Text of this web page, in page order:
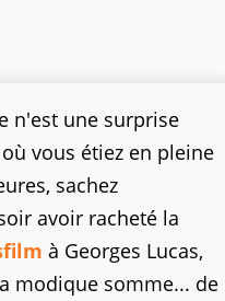
n'est une surprise
vous étiez en pleine
sachez
avoir racheté la
à Georges Lucas,
modique somme... de